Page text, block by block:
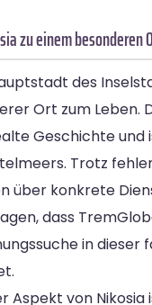
zu einem besonderen
des
Ort zum Leben.
Geschichte und
Trotz
über konkrete
dass
in dieser
Aspekt von Nikosia